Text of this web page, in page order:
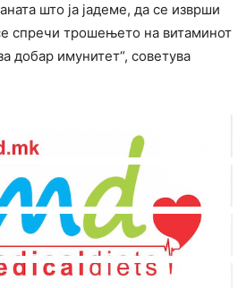
што ја јадеме, да се изврши
спречи трошењето на витаминот
добар имунитет“, советува